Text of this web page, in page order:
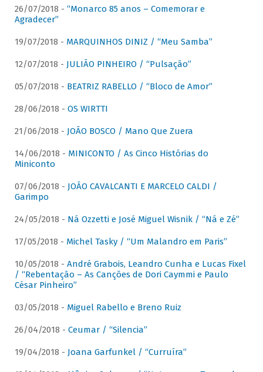
26/07/2018 - “Monarco 85 anos – Comemorar e
Agradecer”
19/07/2018 - MARQUINHOS DINIZ / “Meu Samba”
12/07/2018 - JULIÃO PINHEIRO / “Pulsação”
05/07/2018 - BEATRIZ RABELLO / “Bloco de Amor”
28/06/2018 - OS WIRTTI
21/06/2018 - JOÃO BOSCO / Mano Que Zuera
14/06/2018 - MINICONTO / As Cinco Histórias do
Miniconto
07/06/2018 - JOÃO CAVALCANTI E MARCELO CALDI /
Garimpo
24/05/2018 - Ná Ozzetti e José Miguel Wisnik / “Ná e Zé”
17/05/2018 - Michel Tasky / “Um Malandro em Paris”
10/05/2018 - André Grabois, Leandro Cunha e Lucas Fixel
/ “Rebentação – As Canções de Dori Caymmi e Paulo
César Pinheiro”
03/05/2018 - Miguel Rabello e Breno Ruiz
26/04/2018 - Ceumar / “Silencia”
19/04/2018 - Joana Garfunkel / “Curruíra”